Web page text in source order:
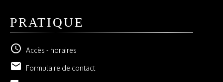
PRATIQUE
schedule Accès - horaires
email Formulaire de contact